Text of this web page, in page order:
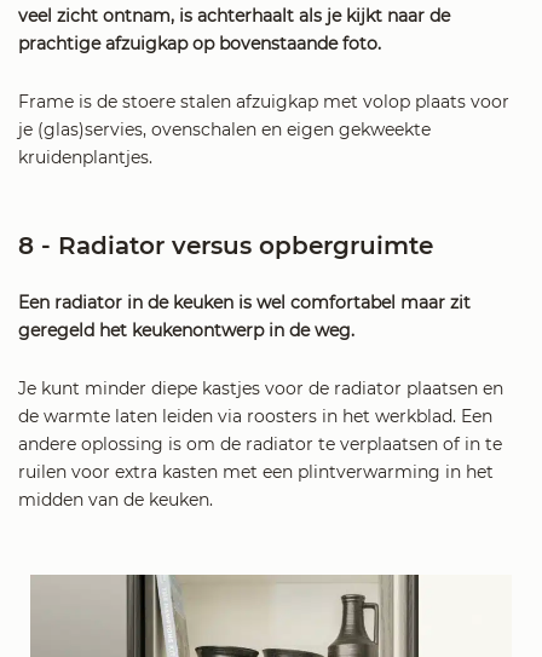
veel zicht ontnam, is achterhaalt als je kijkt naar de
prachtige afzuigkap op bovenstaande foto.
Frame is de stoere stalen afzuigkap met volop plaats voor
je (glas)servies, ovenschalen en eigen gekweekte
kruidenplantjes.
8 - Radiator versus opbergruimte
Een radiator in de keuken is wel comfortabel maar zit
geregeld het keukenontwerp in de weg.
Je kunt minder diepe kastjes voor de radiator plaatsen en
de warmte laten leiden via roosters in het werkblad. Een
andere oplossing is om de radiator te verplaatsen of in te
ruilen voor extra kasten met een plintverwarming in het
midden van de keuken.